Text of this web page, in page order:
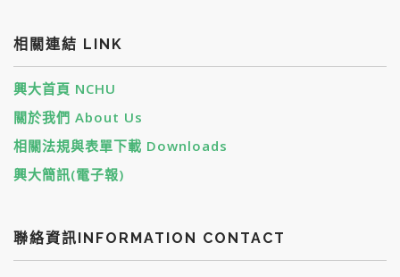
相關連結 LINK
興大首頁 NCHU
關於我們 About Us
相關法規與表單下載 Downloads
興大簡訊(電子報)
聯絡資訊INFORMATION CONTACT